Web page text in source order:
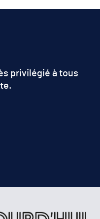
privilégié à tous